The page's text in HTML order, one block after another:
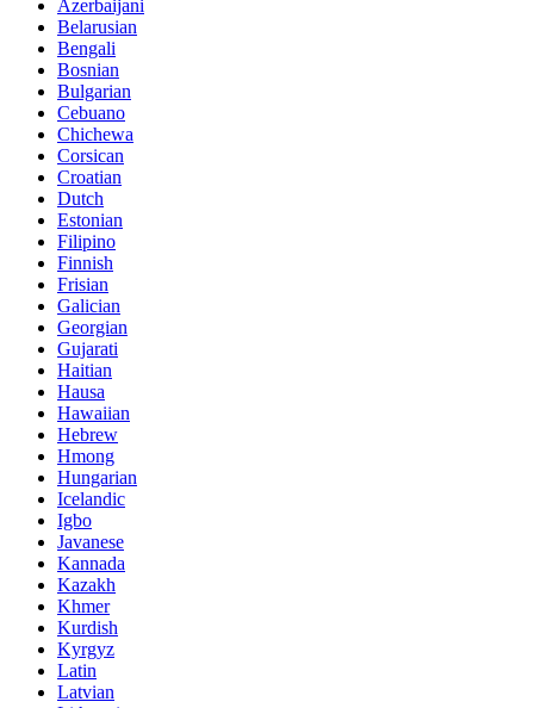
Azerbaijani
Belarusian
Bengali
Bosnian
Bulgarian
Cebuano
Chichewa
Corsican
Croatian
Dutch
Estonian
Filipino
Finnish
Frisian
Galician
Georgian
Gujarati
Haitian
Hausa
Hawaiian
Hebrew
Hmong
Hungarian
Icelandic
Igbo
Javanese
Kannada
Kazakh
Khmer
Kurdish
Kyrgyz
Latin
Latvian